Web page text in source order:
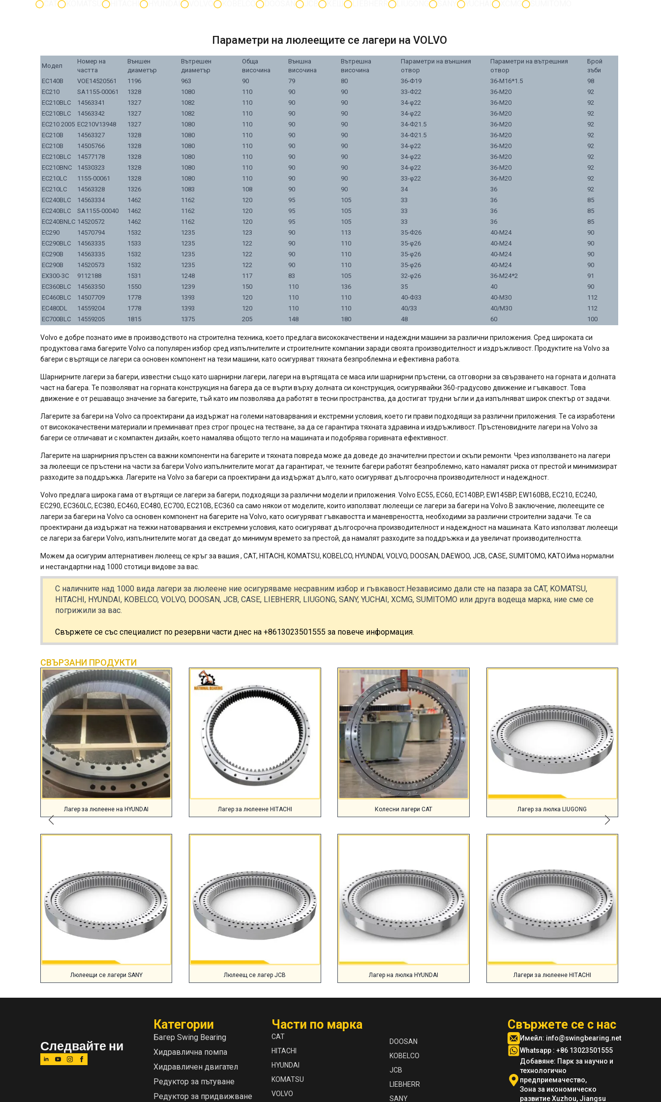
Параметри на люлеещите се лагери на VOLVO
Модел
Номер на
частта
Външен
диаметър
Вътрешен
диаметър
Обща
височина
Външна
височина
Вътрешна
височина
Параметри на външния
отвор
Параметри на вътрешния
отвор
Брой
зъби
EC140B
VOE14520561 1196 963 90 79 80 36-Ф19 36-M16*1.5
98
EC210
SA1155-00061 1328 1080 110 90 90 33-Ф22 36-M20
92
EC210BLC
14563341 1327 1082 110 90 90 34-φ22 36-M20
92
EC210BLC
14563342 1327 1082 110 90 90 34-φ22 36-M20
92
EC210 2005 EC210V13948 1327 1080 110 90 90 34-Ф21.5 36-M20
92
EC210B
14563327 1328 1080 110 90 90 34-Ф21.5 36-M20
92
EC210B
14505766 1328 1080 110 90 90 34-φ22 36-M20
92
EC210BLC
14577178 1328 1080 110 90 90 34-φ22 36-M20
92
EC210BNC
14530323 1328 1080 110 90 90 34-φ22 36-M20
92
EC210LC
1155-00061 1328 1080 110 90 90 33-φ22 36-M20
92
EC210LC
14563328 1326 1083 108 90 90 34 36
92
EC240BLC
14563334 1462 1162 120 95 105 33 36
85
EC240BLC
SA1155-00040 1462 1162 120 95 105 33 36
85
EC240BNLC 14520572 1462 1162 120 95 105 33 36
85
EC290
14570794 1532 1235 123 90 113 35-Ф26 40-M24
90
EC290BLC
14563335 1533 1235 122 90 110 35-φ26 40-M24
90
EC290B
14563335 1532 1235 122 90 110 35-φ26 40-M24
90
EC290B
14520573 1532 1235 122 90 110 35-φ26 40-M24
90
EX300-3C
9112188 1531 1248 117 83 105 32-φ26 36-M24*2
91
EC360BLC
14563350 1550 1239 150 110 136 35 40
90
EC460BLC
14507709 1778 1393 120 110 110 40-Ф33 40-M30
112
EC480DL
14559204 1778 1393 120 110 110 40/33 40/M30
112
EC700BLC
14559205 1815 1375 205 148 180 48 60 100
Volvo е добре познато име в производството на строителна техника, което предлага висококачествени и надеждни машини за различни приложения. Сред широката си
продуктова гама багерите Volvo са популярен избор сред изпълнителите и строителните компании заради своята производителност и издръжливост. Продуктите на Volvo за
багери с въртящи се лагери са основен компонент на тези машини, като осигуряват тяхната безпроблемна и ефективна работа.
Шарнирните лагери за багери, известни също като шарнирни лагери, лагери на въртящата се маса или шарнирни пръстени, са отговорни за свързването на горната и долната
част на багера. Те позволяват на горната конструкция на багера да се върти върху долната си конструкция, осигурявайки 360-градусово движение и гъвкавост. Това
движение е от решаващо значение за багерите, тъй като им позволява да работят в тесни пространства, да достигат трудни ъгли и да изпълняват широк спектър от задачи.
Лагерите за багери на Volvo са проектирани да издържат на големи натоварвания и екстремни условия, което ги прави подходящи за различни приложения. Те са изработени
от висококачествени материали и преминават през строг процес на тестване, за да се гарантира тяхната здравина и издръжливост. Пръстеновидните лагери на Volvo за
багери се отличават и с компактен дизайн, което намалява общото тегло на машината и подобрява горивната ефективност.
Лагерите на шарнирния пръстен са важни компоненти на багерите и тяхната повреда може да доведе до значителни престои и скъпи ремонти. Чрез използването на лагери
за люлеещи се пръстени на части за багери Volvo изпълнителите могат да гарантират, че техните багери работят безпроблемно, като намалят риска от престой и минимизират
разходите за поддръжка. Лагерите на Volvo за багери са проектирани да издържат дълго, като осигуряват дългосрочна производителност и надеждност.
Volvo предлага широка гама от въртящи се лагери за багери, подходящи за различни модели и приложения. Volvo EC55, EC60, EC140BP, EW145BP, EW160BB, EC210, EC240,
EC290, EC360LC, EC380, EC460, EC480, EC700, EC210B, EC360 са само някои от моделите, които използват люлеещи се лагери за багери на Volvo.В заключение, люлеещите се
лагери за багери на Volvo са основен компонент на багерите на Volvo, като осигуряват гъвкавостта и маневреността, необходими за различни строителни задачи. Те са
проектирани да издържат на тежки натоварвания и екстремни условия, като осигуряват дългосрочна производителност и надеждност на машината. Като използват люлеещи
се лагери за багери Volvo, изпълнителите могат да сведат до минимум времето за престой, да намалят разходите за поддръжка и да увеличат производителността.
Можем да осигурим алтернативен люлеещ се кръг за вашия , CAT, HITACHI, KOMATSU, KOBELCO, HYUNDAI, VOLVO, DOOSAN, DAEWOO, JCB, CASE, SUMITOMO, KATO.Има нормални
и нестандартни над 1000 стотици видове за вас.
С наличните над 1000 вида лагери за люлеене ние осигуряваме несравним избор и гъвкавост.Независимо дали сте на пазара за CAT, KOMATSU,
HITACHI, HYUNDAI, KOBELCO, VOLVO, DOOSAN, JCB, CASE, LIEBHERR, LIUGONG, SANY, YUCHAI, XCMG, SUMITOMO или друга водеща марка, ние сме се
погрижили за вас.
Свържете се със специалист по резервни части днес на +8613023501555 за повече информация.
СВЪРЗАНИ ПРОДУКТИ
Лагер за люлеене на HYUNDAI Лагер за люлеене HITACHI Колесни лагери CAT Лагер за люлка LIUGONG
Люлеещи се лагери SANY Люлеещ се лагер JCB Лагер на люлка HYUNDAI Лагери за люлеене HITACHI
Следвайте ни
Категории
Багер Swing Bearing
Хидравлична помпа
Хидравличен двигател
Редуктор за пътуване
Редуктор за придвижване
Части по марка
CAT
HITACHI
HYUNDAI
KOMATSU
VOLVO
DOOSAN
KOBELCO
JCB
LIEBHERR
SANY
Свържете се с нас
Имейл: info@swingbearing.net
Whatsapp : +86 13023501555
Добавяне: Парк за научно и
технологично
предприемачество,
Зона за икономическо
развитие Xuzhou, Jiangsu